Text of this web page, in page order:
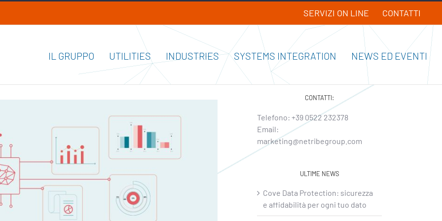
SERVIZI ON LINE CONTATTI
IL GRUPPO UTILITIES INDUSTRIES SYSTEMS INTEGRATION NEWS ED EVENTI
CONTATTI:
Telefono: +39 0522 232378
Email:
marketing@netribegroup.com
ULTIME NEWS
Cove Data Protection: sicurezza
e affidabilità per ogni tuo dato